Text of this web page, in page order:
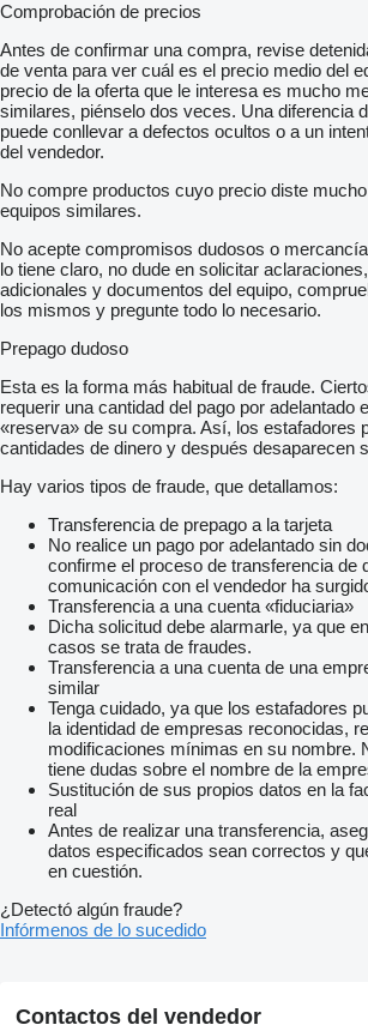
Comprobación de precios
Antes de confirmar una compra, revise
de venta para ver cuál es el precio medio del
precio de la oferta que le interesa es mucho
similares, piénselo dos veces. Una diferencia
puede conllevar a defectos ocultos o a un
del vendedor.
No compre productos cuyo precio diste
equipos similares.
No acepte compromisos dudosos o
lo tiene claro, no dude en solicitar
adicionales y documentos del equipo,
los mismos y pregunte todo lo necesario.
Prepago dudoso
Esta es la forma más habitual de fraude.
requerir una cantidad del pago por adelantado
«reserva» de su compra. Así, los estafadores
cantidades de dinero y después desaparecen
Hay varios tipos de fraude, que detallamos:
Transferencia de prepago a la tarjeta
No realice un pago por adelantado sin
confirme el proceso de transferencia de
comunicación con el vendedor ha
Transferencia a una cuenta «fiduciaria»
Dicha solicitud debe alarmarle, ya que
casos se trata de fraudes.
Transferencia a una cuenta de una
similar
Tenga cuidado, ya que los estafadores
la identidad de empresas reconocidas,
modificaciones mínimas en su nombre.
tiene dudas sobre el nombre de la
Sustitución de sus propios datos en la
real
Antes de realizar una transferencia,
datos especificados sean correctos y
en cuestión.
¿Detectó algún fraude?
Infórmenos de lo sucedido
Contactos del vendedor